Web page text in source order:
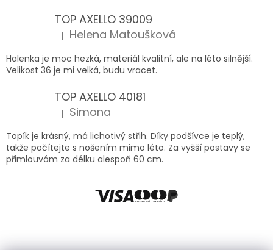
TOP AXELLO 39009
Hodnocení produktu je 5 z 5 hvězdiček.
| Helena Matoušková
Halenka je moc hezká, materiál kvalitní, ale na léto silnější.
Velikost 36 je mi velká, budu vracet.
TOP AXELLO 40181
Hodnocení produktu je 5 z 5 hvězdiček.
| Simona
Topík je krásný, má lichotivý střih. Díky podšívce je teplý,
takže počítejte s nošením mimo léto. Za vyšší postavy se
přimlouvám za délku alespoň 60 cm.